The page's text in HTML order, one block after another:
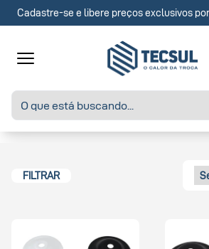
Cadastre-se e libere preços exclusivos por
FILTRAR